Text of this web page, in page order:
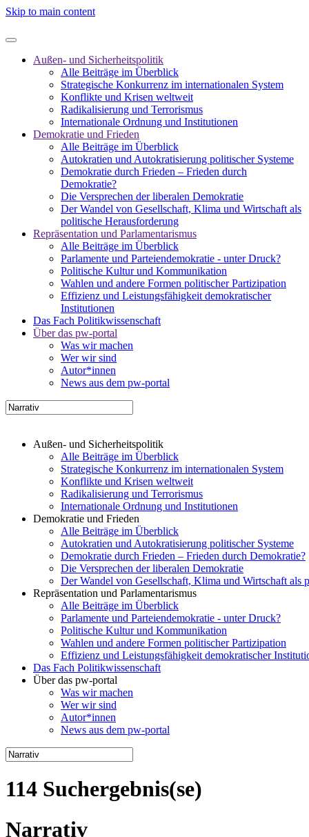
Skip to main content
Außen- und Sicherheitspolitik
Alle Beiträge im Überblick
Strategische Konkurrenz im internationalen System
Konflikte und Krisen weltweit
Radikalisierung und Terrorismus
Internationale Ordnung und Institutionen
Demokratie und Frieden
Alle Beiträge im Überblick
Autokratien und Autokratisierung politischer Systeme
Demokratie durch Frieden – Frieden durch
Demokratie?
Die Versprechen der liberalen Demokratie
Der Wandel von Gesellschaft, Klima und Wirtschaft als
politische Herausforderung
Repräsentation und Parlamentarismus
Alle Beiträge im Überblick
Parlamente und Parteiendemokratie - unter Druck?
Politische Kultur und Kommunikation
Wahlen und andere Formen politischer Partizipation
Effizienz und Leistungsfähigkeit demokratischer
Institutionen
Das Fach Politikwissenschaft
Über das pw-portal
Was wir machen
Wer wir sind
Autor*innen
News aus dem pw-portal
Außen- und Sicherheitspolitik
Alle Beiträge im Überblick
Strategische Konkurrenz im internationalen System
Konflikte und Krisen weltweit
Radikalisierung und Terrorismus
Internationale Ordnung und Institutionen
Demokratie und Frieden
Alle Beiträge im Überblick
Autokratien und Autokratisierung politischer Systeme
Demokratie durch Frieden – Frieden durch Demokratie?
Die Versprechen der liberalen Demokratie
Der Wandel von Gesellschaft, Klima und Wirtschaft als
Repräsentation und Parlamentarismus
Alle Beiträge im Überblick
Parlamente und Parteiendemokratie - unter Druck?
Politische Kultur und Kommunikation
Wahlen und andere Formen politischer Partizipation
Effizienz und Leistungsfähigkeit demokratischer
Das Fach Politikwissenschaft
Über das pw-portal
Was wir machen
Wer wir sind
Autor*innen
News aus dem pw-portal
114 Suchergebnis(se)
Narrativ